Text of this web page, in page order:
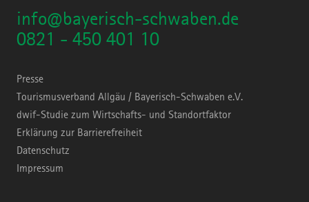
info@bayerisch-schwaben.de
0821 - 450 401 10
Presse
Tourismusverband Allgäu / Bayerisch-Schwaben e.V.
dwif-Studie zum Wirtschafts- und Standortfaktor
Erklärung zur Barrierefreiheit
Datenschutz
Impressum